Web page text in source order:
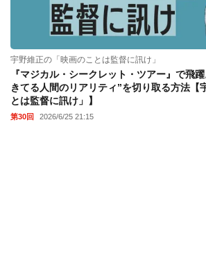
宇野維正の「映画のことは監督に訊け」
『マジカル・シークレット・ツアー』で飛
きてる人間のリアリティ”を切り取る方法【
とは監督に訊け」】
第30回 2026/6/25 21:15